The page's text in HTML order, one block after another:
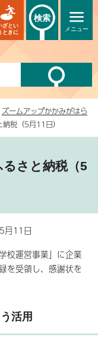
メニュー
ざとい
ときに
検索
ズームアップかかみがはら
税（5月11日）
るさと納税（5
月11日
校運営事業」に企業
を受領し、感謝状を
活用